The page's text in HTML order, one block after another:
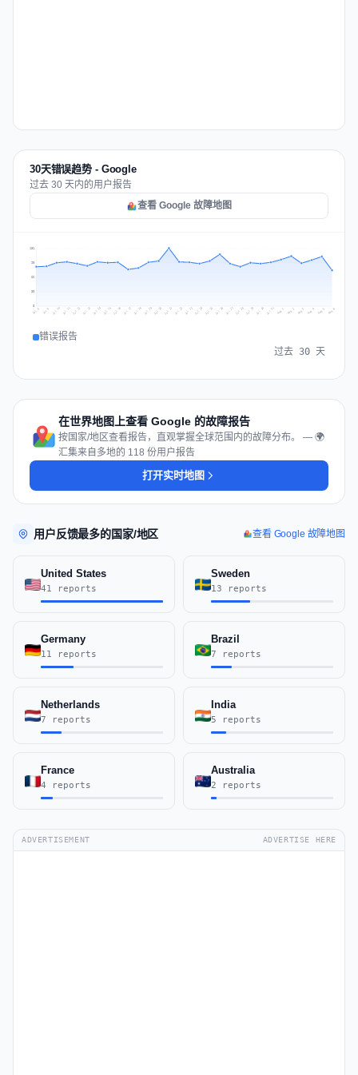
30天错误趋势 - Google
过去 30 天内的用户报告
查看 Google 故障地图
33
66
98
131
Jul 8 Jul 9 Jul 10 Jul 11 Jul 12 Jul 13 Jul 14 Jul 15 Jul 16 Jul 17 Jul 18 Jul 19 Jul 20 Jul 21 Jul 22 Jul 23 Jul 24 Jul 25 Jul 26 Jul 27 Jul 28 Jul 29 Jul 30 Jul 31 Aug 1 Aug 2 Aug 3 Aug 4 Aug 5 Aug 6
错误报告
过去 30 天
在世界地图上查看 Google 的故障报告
按国家/地区查看报告，直观掌握全球范围内的故障分布。 — 🌍
汇集来自多地的 118 份用户报告
打开实时地图
用户反馈最多的国家/地区 查看 Google 故障地图
United States
41 reports
Sweden
13 reports
Germany
11 reports
Brazil
7 reports
Netherlands
7 reports
India
5 reports
France
4 reports
Australia
2 reports
ADVERTISEMENT ADVERTISE HERE